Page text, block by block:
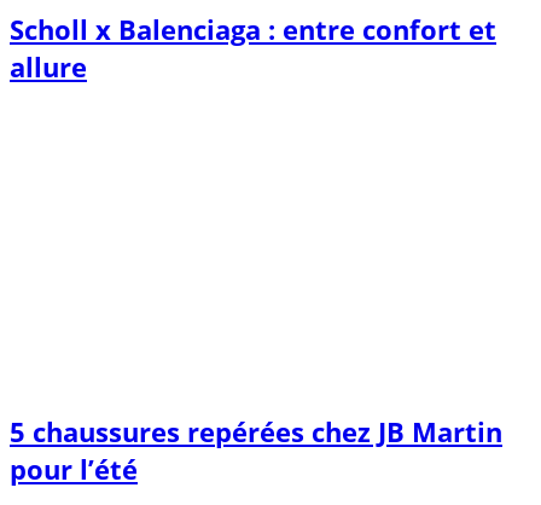
Scholl x Balenciaga : entre confort et
allure
5 chaussures repérées chez JB Martin
pour l’été